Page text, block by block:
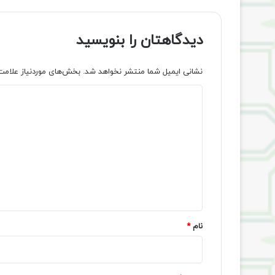
دیدگاهتان را بنویسید
نشانی ایمیل شما منتشر نخواهد شد. بخش‌های موردنیاز
نام*